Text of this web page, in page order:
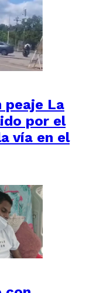
peaje La
por el
vía en el